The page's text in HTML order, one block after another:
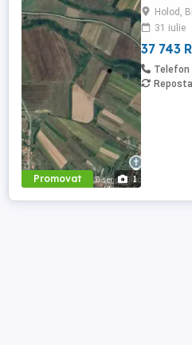
Promovat 1
Holod , la
front
hale !
Holod,
31 iulie
37 743
Telefon